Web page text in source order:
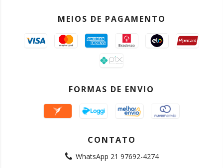
MEIOS DE PAGAMENTO
FORMAS DE ENVIO
CONTATO
WhatsApp 21 97692-4274